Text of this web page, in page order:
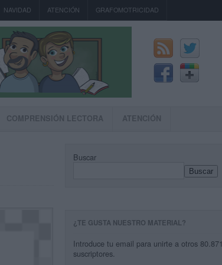
NAVIDAD ATENCIÓN GRAFOMOTRICIDAD
COMPRENSIÓN LECTORA ATENCIÓN
Buscar
Buscar
¿TE GUSTA NUESTRO MATERIAL?
Introduce tu email para unirte a otros 80.871
suscriptores.